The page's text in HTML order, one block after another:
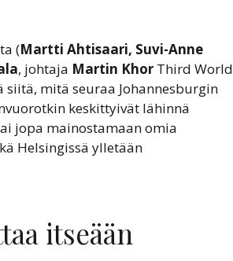
(Martti Ahtisaari, Suvi-Anne
, johtaja Martin Khor Third World
mitä seuraa Johannesburgin
keskittyivät lähinnä
jopa mainostamaan omia
Helsingissä ylletään
itseään